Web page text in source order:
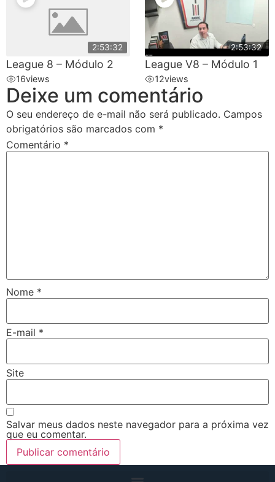
2:53:32
League 8 – Módulo 2
16views
2:53:32
League V8 – Módulo 1
12views
Deixe um comentário
O seu endereço de e-mail não será publicado. Campos
obrigatórios são marcados com *
Comentário *
Nome *
E-mail *
Site
Salvar meus dados neste navegador para a próxima vez
que eu comentar.